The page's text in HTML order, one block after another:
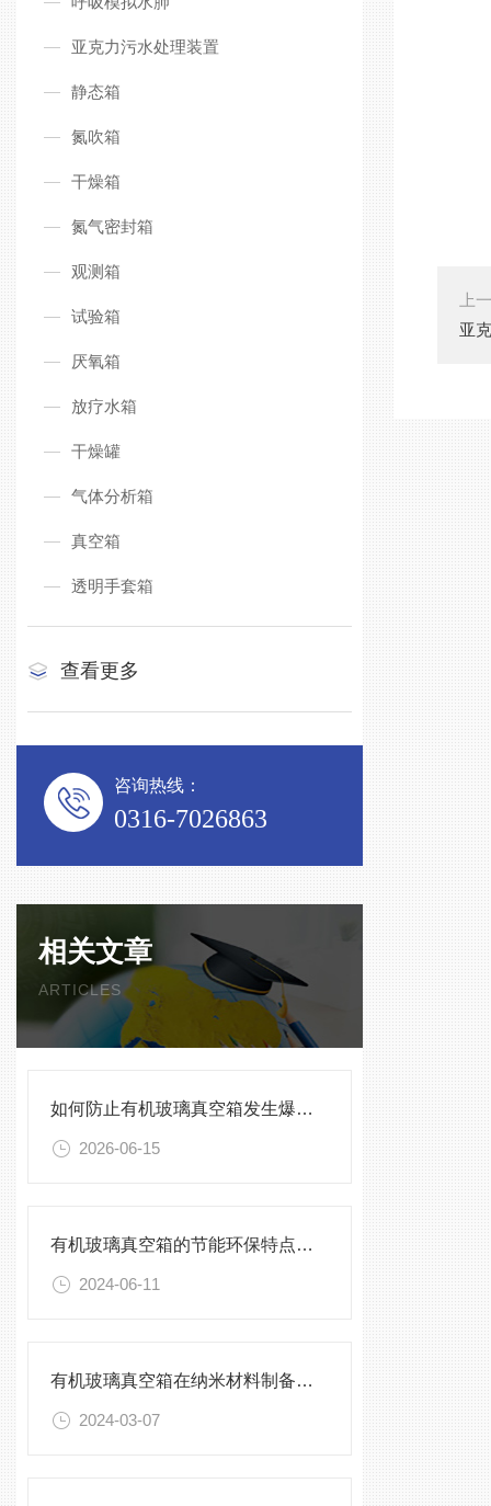
亚克力污水处理装置
静态箱
氮吹箱
干燥箱
氮气密封箱
观测箱
试验箱
厌氧箱
放疗水箱
干燥罐
气体分析箱
真空箱
透明手套箱
查看更多
咨询热线：
0316-7026863
相关文章
ARTICLES
如何防止有机玻璃真空箱发生爆裂？
2026-06-15
有机玻璃真空箱的节能环保特点及优势
2024-06-11
有机玻璃真空箱在纳米材料制备中的应用
2024-03-07
上
亚